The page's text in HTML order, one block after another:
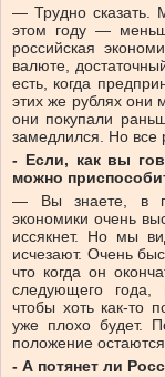
— Трудно сказать.
этом году —
российская
валюте,
есть, когда
этих же рублях они
они покупали
замедлился. Но все
- Если, как вы
можно
— Вы знаете, в
экономики очень
иссякнет. Но мы
исчезают. Очень
что когда он
следующего года,
чтобы хоть как-то
уже плохо будет.
положение
- А потянет ли